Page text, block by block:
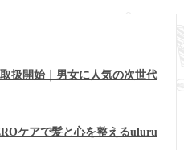
扱開始｜男女に人気の次世代
ケアで髪と心を整えるuluru